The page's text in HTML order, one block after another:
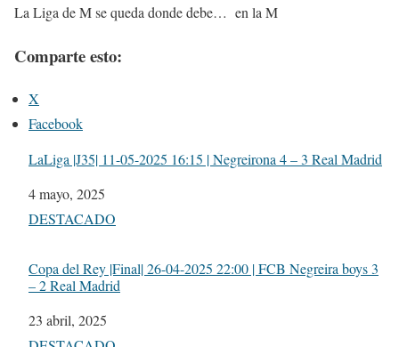
La Liga de M se queda donde debe… en la M
Comparte esto:
X
Facebook
LaLiga |J35| 11-05-2025 16:15 | Negreirona 4 – 3 Real Madrid
Fecha
4 mayo, 2025
Respecto a
DESTACADO
Copa del Rey |Final| 26-04-2025 22:00 | FCB Negreira boys 3
– 2 Real Madrid
Fecha
23 abril, 2025